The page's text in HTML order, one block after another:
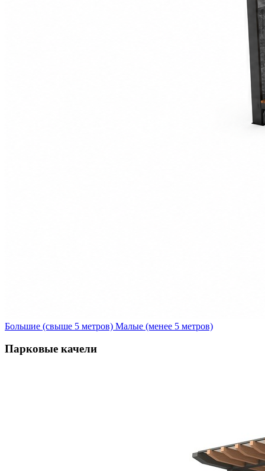
Большие (свыше 5 метров) Малые (менее 5 метров)
Парковые качели